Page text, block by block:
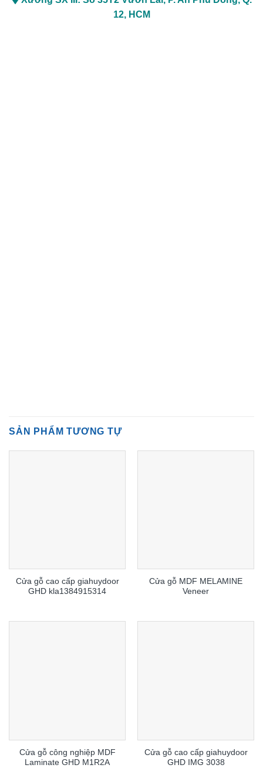
12, HCM
SẢN PHẨM TƯƠNG TỰ
Cửa gỗ cao cấp giahuydoor
GHD kla1384915314
Cửa gỗ MDF MELAMINE
Veneer
Cửa gỗ công nghiệp MDF
Laminate GHD M1R2A
Cửa gỗ cao cấp giahuydoor
GHD IMG 3038